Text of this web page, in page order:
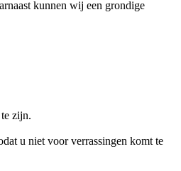
kunnen wij een grondige
zijn.
u niet voor verrassingen komt te